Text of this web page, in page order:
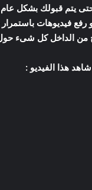
يتم قبولك بشكل عام
فيديوهات
من الداخل كل شىء
هذا الفيديو :